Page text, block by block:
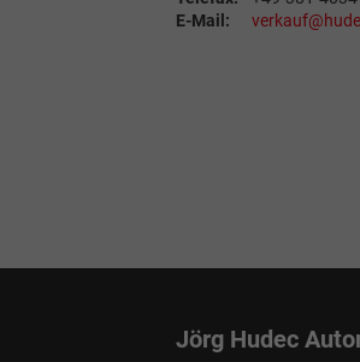
E-Mail:
Jörg Hudec